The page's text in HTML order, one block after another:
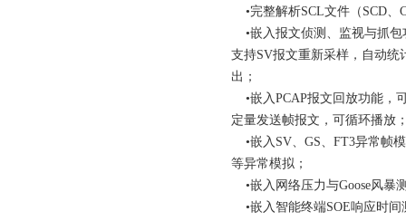
•完整解析SCL文件（SCD、
•嵌入报文侦测、监视与抓包
支持SV报文重新采样，自动统
出；
•嵌入PCAP报文回放功能，
定量发送帧报文，可循环播放
•嵌入SV、GS、FT3异常帧
等异常模拟；
•嵌入网络压力与Goose风暴
•嵌入智能终端SOE响应时间